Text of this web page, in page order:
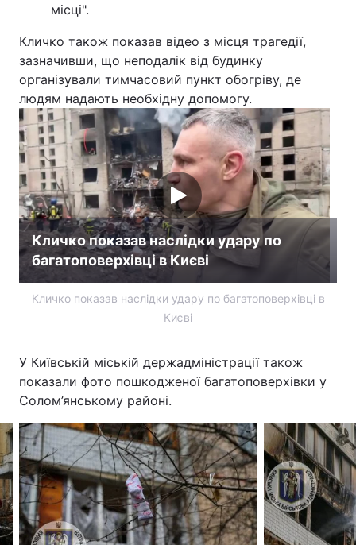
місці".
Кличко також показав відео з місця трагедії,
зазначивши, що неподалік від будинку
організували тимчасовий пункт обогріву, де
людям надають необхідну допомогу.
Кличко показав наслідки удару по
багатоповерхівці в Києві
Кличко показав наслідки удару по багатоповерхівці в
Києві
У Київській міській держадміністрації також
показали фото пошкодженої багатоповерхівки у
Солом’янському районі.